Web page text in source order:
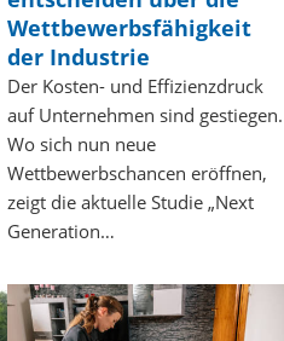
Wettbewerbsfähigkeit
der Industrie
Der Kosten- und Effizienzdruck
auf Unternehmen sind gestiegen.
Wo sich nun neue
Wettbewerbschancen eröffnen,
zeigt die aktuelle Studie „Next
Generation…